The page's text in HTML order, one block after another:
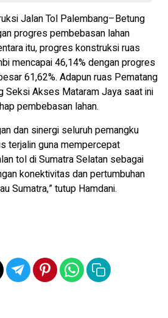
Jalan Tol Palembang–Betung
progres pembebasan lahan
itu, progres konstruksi ruas
mencapai 46,14% dengan progres
61,62%. Adapun ruas Pematang
Seksi Akses Mataram Jaya saat ini
pembebasan lahan.
dan sinergi seluruh pemangku
terjalin guna mempercepat
tol di Sumatra Selatan sebagai
konektivitas dan pertumbuhan
Sumatra,” tutup Hamdani.